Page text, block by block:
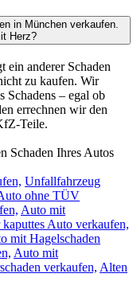
in München verkaufen.
Herz?
ein anderer Schaden
zu kaufen. Wir
Schadens – egal ob
errechnen wir den
Teile.
Schaden Ihres Autos
Unfallfahrzeug
ohne TÜV
Auto mit
Auto verkaufen,
mit Hagelschaden
Auto mit
verkaufen, Alten